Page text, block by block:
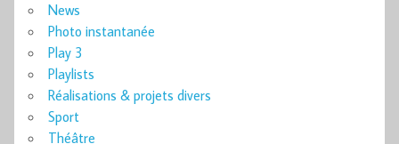
News
Photo instantanée
Play 3
Playlists
Réalisations & projets divers
Sport
Théâtre